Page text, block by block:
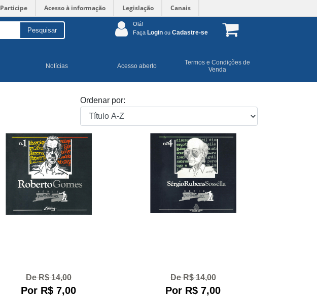
Participe Acesso à informação Legislação Canais
Pesquisar
Olá!
Faça Login ou Cadastre-se
Notícias Acesso aberto
Termos e Condições de
Venda
Ordenar por:
De R$ 14,00
Por R$ 7,00
De R$ 14,00
Por R$ 7,00